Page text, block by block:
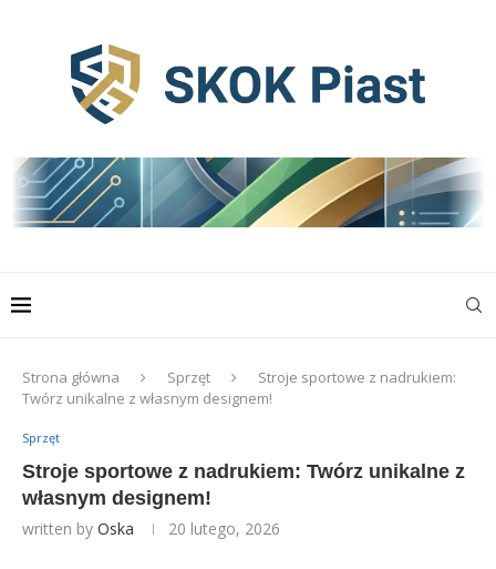
Strona główna Sprzęt
Stroje sportowe z nadrukiem:
Twórz unikalne z własnym designem!
Sprzęt
Stroje sportowe z nadrukiem: Twórz unikalne z
własnym designem!
written by Oska 20 lutego, 2026